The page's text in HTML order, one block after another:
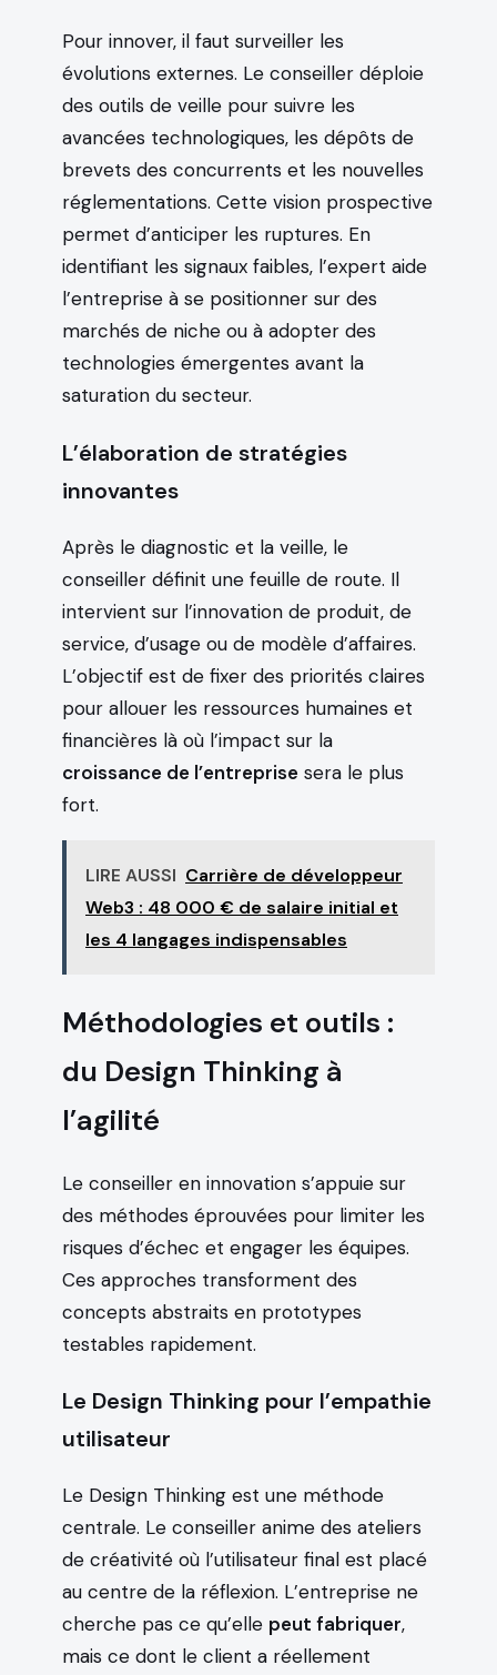
Pour innover, il faut surveiller les
évolutions externes. Le conseiller déploie
des outils de veille pour suivre les
avancées technologiques, les dépôts de
brevets des concurrents et les nouvelles
réglementations. Cette vision prospective
permet d’anticiper les ruptures. En
identifiant les signaux faibles, l’expert aide
l’entreprise à se positionner sur des
marchés de niche ou à adopter des
technologies émergentes avant la
saturation du secteur.
L’élaboration de stratégies
innovantes
Après le diagnostic et la veille, le
conseiller définit une feuille de route. Il
intervient sur l’innovation de produit, de
service, d’usage ou de modèle d’affaires.
L’objectif est de fixer des priorités claires
pour allouer les ressources humaines et
financières là où l’impact sur la
croissance de l’entreprise sera le plus
fort.
LIRE AUSSI Carrière de développeur
Web3 : 48 000 € de salaire initial et
les 4 langages indispensables
Méthodologies et outils :
du Design Thinking à
l’agilité
Le conseiller en innovation s’appuie sur
des méthodes éprouvées pour limiter les
risques d’échec et engager les équipes.
Ces approches transforment des
concepts abstraits en prototypes
testables rapidement.
Le Design Thinking pour l’empathie
utilisateur
Le Design Thinking est une méthode
centrale. Le conseiller anime des ateliers
de créativité où l’utilisateur final est placé
au centre de la réflexion. L’entreprise ne
cherche pas ce qu’elle peut fabriquer,
mais ce dont le client a réellement